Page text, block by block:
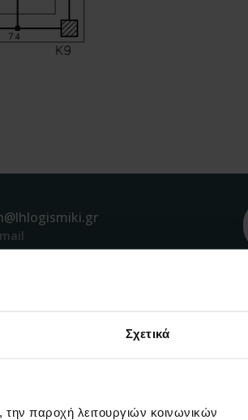
Σχετικά
την παροχή λειτουργιών κοινωνικών